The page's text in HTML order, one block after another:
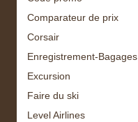
Comparateur de prix
Corsair
Enregistrement-Bagages
Excursion
Faire du ski
Level Airlines